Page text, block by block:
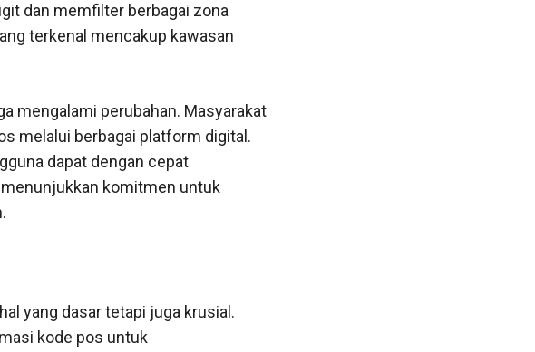
dan memfilter berbagai zona
terkenal mencakup kawasan
mengalami perubahan. Masyarakat
melalui berbagai platform digital.
dapat dengan cepat
komitmen untuk
yang dasar tetapi juga krusial.
kode pos untuk